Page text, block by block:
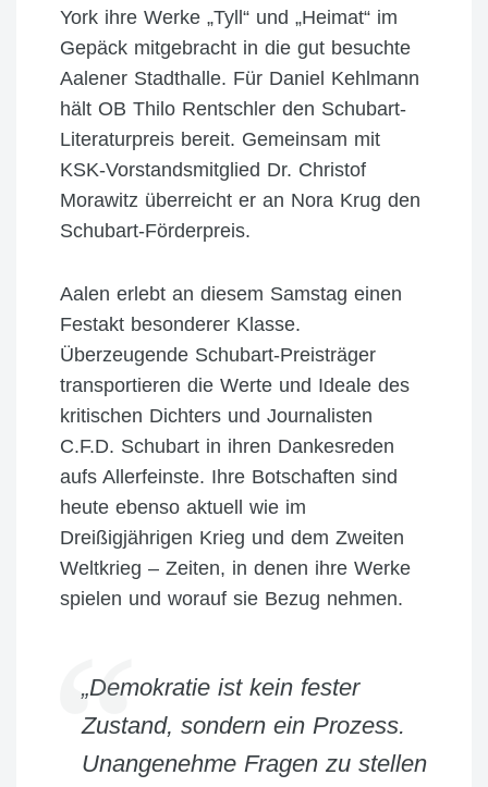
York ihre Werke „Tyll“ und „Heimat“ im
Gepäck mitgebracht in die gut besuchte
Aalener Stadthalle. Für Daniel Kehlmann
hält OB Thilo Rentschler den Schubart-
Literaturpreis bereit. Gemeinsam mit
KSK-Vorstandsmitglied Dr. Christof
Morawitz überreicht er an Nora Krug den
Schubart-Förderpreis.
Aalen erlebt an diesem Samstag einen
Festakt besonderer Klasse.
Überzeugende Schubart-Preisträger
transportieren die Werte und Ideale des
kritischen Dichters und Journalisten
C.F.D. Schubart in ihren Dankesreden
aufs Allerfeinste. Ihre Botschaften sind
heute ebenso aktuell wie im
Dreißigjährigen Krieg und dem Zweiten
Weltkrieg – Zeiten, in denen ihre Werke
spielen und worauf sie Bezug nehmen.
„Demokratie ist kein fester
Zustand, sondern ein Prozess.
Unangenehme Fragen zu stellen